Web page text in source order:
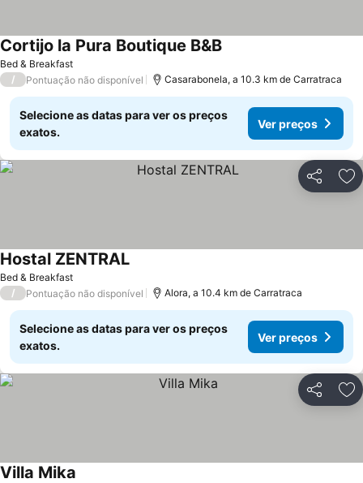
Bed & Breakfast
Cortijo la Pura Boutique B&B
/ Pontuação não disponível Casarabonela, a 10.3 km de Carratraca
Selecione as datas para ver os preços
exatos.
Ver preços
Partilhar
Bed & Breakfast
Hostal ZENTRAL
/ Pontuação não disponível Alora, a 10.4 km de Carratraca
Selecione as datas para ver os preços
exatos.
Ver preços
Partilhar
Villa Mika